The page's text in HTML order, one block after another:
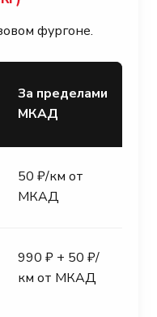
фургоне.
За пределами
МКАД
50 ₽/км от
МКАД
990 ₽ + 50 ₽/
км от МКАД